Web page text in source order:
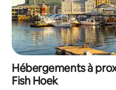
Hébergements à
Fish Hoek